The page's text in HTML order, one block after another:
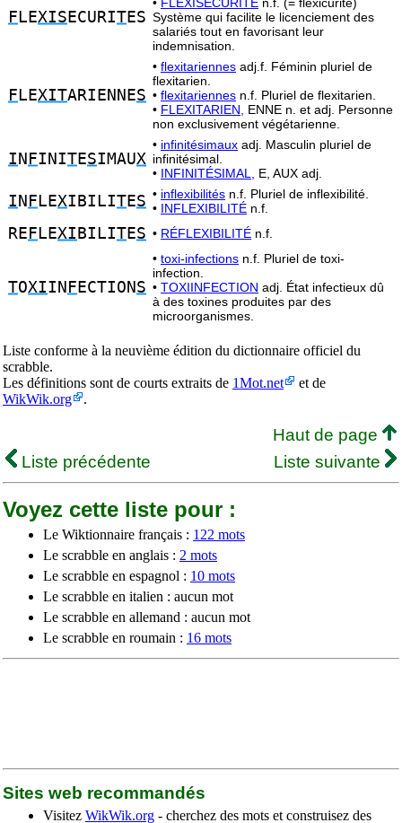
F LEXIS ECURITES Système qui facilite le licenciement des
salariés tout en favorisant leur
indemnisation.
F LEXITARIENNES
• flexitariennes adj.f. Féminin pluriel de
flexitarien.
• flexitariennes n.f. Pluriel de flexitarien.
• FLEXITARIEN,
ENNE n. et adj. Personne
non exclusivement végétarienne.
I N FINITESIMAUX
• infinitésimaux adj. Masculin pluriel de
infinitésimal.
• INFINITÉSIMAL, E, AUX adj.
I N F LEXIBILITES • inflexibilités n.f. Pluriel de inflexibilité.
• INFLEXIBILITÉ n.f.
RE F LEXI BILITES • RÉFLEXIBILITÉ n.f.
TOXIIN F ECTION S
• toxi-infections n.f. Pluriel de toxi-
infection.
• TOXIINFECTION adj. État infectieux dû
à des toxines produites par des
microorganismes.
Liste conforme à la neuvième édition du dictionnaire officiel du
scrabble.
Les définitions sont de courts extraits de 1Mot.net
et de
WikWik.org
.
Haut de page
Liste précédente
Liste suivante
Voyez cette liste pour :
Le Wiktionnaire français : 122 mots
Le scrabble en anglais : 2 mots
Le scrabble en espagnol : 10 mots
Le scrabble en italien : aucun mot
Le scrabble en allemand : aucun mot
Le scrabble en roumain : 16 mots
Sites web recommandés
Visitez WikWik.org - cherchez des mots et construisez des